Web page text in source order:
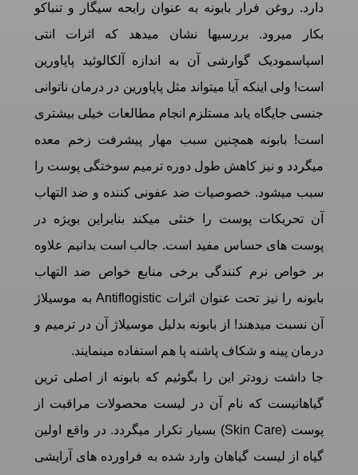
دارد. روغن فرار بابونه به عنوان رایحه سیگار و تنباکو
بکار میرود. بررسیها نشان میدهد که اثرات انتی
اسپاسمودیک گوارشی آن به اندازه آلکالوئید پاپاورین
است! ولی اینکه آیا میتواند مثل پاپاورین در درمان ناتوانی
جنسی جایگاه یابد مستلزم انجام مطالعات خیلی بیشتری
است! بابونه همچنین سبب مهار پیشرفت زخم معده
میگردد و نیز کاهش طول دوره ترمیم سوختگی پوست را
سبب میشود. خصوصیات ضد عفونی کننده و ضد التهاب
آن تحریکات پوست را خنثی میکند بنابراین بویژه در
پوست های حساس مفید است. جالب است بدانیم علاوه
بر خواص نرم کنندگی برخی منابع خواص ضد التهاب
بابونه را نیز تحت عنوان اثرات Antiflogistic به موسیلاژ
آن نسبت میدهند! از بابونه بدلیل موسیلاژ آن در ترمیم و
درمان پینه و شکاف پاشنه پا هم استفاده مینمایند.
جا داشت زودتر این را بگوئیم که بابونه از اصلی ترین
گیاهانیست که نام آن در لیست محصولات مراقبت از
پوست (Skin Care) بسیار تکرار میگردد. در واقع اولین
گیاه از لیست گیاهان وارد شده به فراورده های آرایشی